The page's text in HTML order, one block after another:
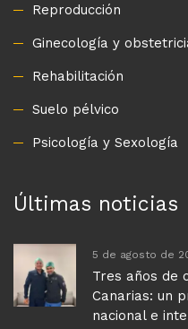
Reproducción
Ginecología y
Rehabilitación
Suelo pélvico
Psicología y Sexología
Últimas noticias
5 de agosto de
Tres años de
Canarias: un
nacional e